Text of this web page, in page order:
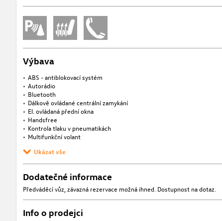
Výbava
ABS - antiblokovací systém
Autorádio
Bluetooth
Dálkově ovládané centrální zamykání
El. ovládaná přední okna
Handsfree
Kontrola tlaku v pneumatikách
Multifunkční volant
Ukázat vše
Dodatečné informace
Předváděcí vůz, závazná rezervace možná ihned. Dostupnost na dotaz.
Info o prodejci